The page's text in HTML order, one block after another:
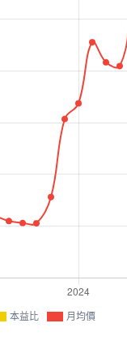
本益比 月均價